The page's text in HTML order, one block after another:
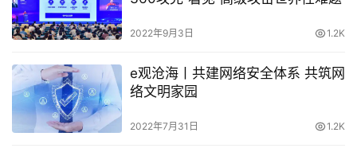
2022年9月3日 1.2K
e观沧海丨共建网络安全体系 共筑网
络文明家园
2022年7月31日 1.2K